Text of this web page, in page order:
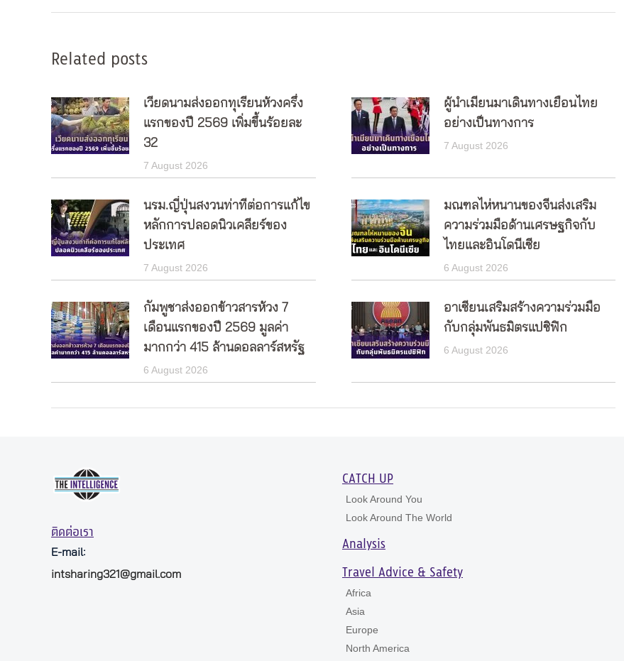
Related posts
เวียดนามส่งออกทุเรียนห้วงครึ่ง
แรกของปี 2569 เพิ่มขึ้นร้อยละ
32
7 August 2026
ผู้นำเมียนมาเดินทางเยือนไทย
อย่างเป็นทางการ
7 August 2026
นรม.ญี่ปุ่นสงวนท่าทีต่อการแก้ไข
หลักการปลอดนิวเคลียร์ของ
ประเทศ
7 August 2026
มณฑลไห่หนานของจีนส่งเสริม
ความร่วมมือด้านเศรษฐกิจกับ
ไทยและอินโดนีเซีย
6 August 2026
กัมพูชาส่งออกข้าวสารห้วง 7
เดือนแรกของปี 2569 มูลค่า
มากกว่า 415 ล้านดอลลาร์สหรัฐ
6 August 2026
อาเซียนเสริมสร้างความร่วมมือ
กับกลุ่มพันธมิตรแปซิฟิก
6 August 2026
ติดต่อเรา
E-mail:
intsharing321@gmail.com
CATCH UP
Look Around You
Look Around The World
Analysis
Travel Advice & Safety
Africa
Asia
Europe
North America